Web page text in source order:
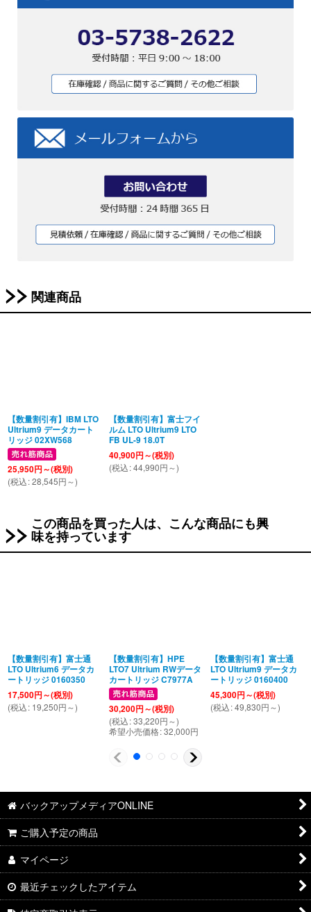
関連商品
【数量割引有】IBM LTO
Ultrium9 データカート
リッジ 02XW568
25,950円～(税別)
(税込:28,545円～)
【数量割引有】富士フイ
ルム LTO Ultrium9 LTO
FB UL-9 18.0T
40,900円～(税別)
(税込:44,990円～)
この商品を買った人は、こんな商品にも興
味を持っています
【数量割引有】富士通
LTO Ultrium6 データカ
ートリッジ 0160350
17,500円～(税別)
(税込: 19,250円～)
【数量割引有】HPE
LTO7 Ultrium RWデータ
カートリッジ C7977A
30,200円～(税別)
(税込:33,220円～)
希望小売価格:32,000円
【数量割引有】富士通
LTO Ultrium9 データカ
ートリッジ 0160400
45,300円～(税別)
(税込:49,830円～)
バックアップメディアONLINE
ご購入予定の商品
マイページ
最近チェックしたアイテム